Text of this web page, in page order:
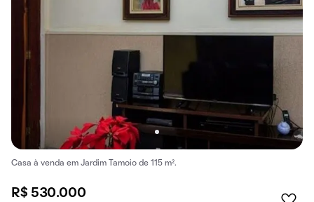
Casa à venda em Jardim Tamoio de 115 m².
R$ 530.000